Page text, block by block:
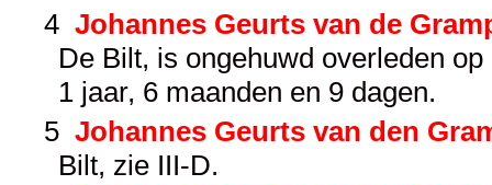
4 Johannes Geurts van de
De Bilt, is ongehuwd overleden
1 jaar, 6 maanden en 9 dagen.
5 Johannes Geurts van den
Bilt, zie III-D.